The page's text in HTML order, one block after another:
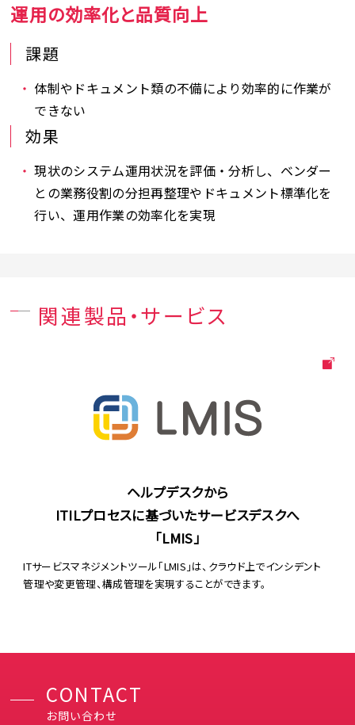
運用の効率化と品質向上
課題
体制やドキュメント類の不備により効率的に作業が
できない
効果
現状のシステム運用状況を評価・分析し、ベンダー
との業務役割の分担再整理やドキュメント標準化を
行い、運用作業の効率化を実現
関連製品・サービス
ヘルプデスクから
ITILプロセスに基づいたサービスデスクへ
「LMIS」
ITサービスマネジメントツール「LMIS」は、クラウド上でインシデント
管理や変更管理、構成管理を実現することができます。
CONTACT
お問い合わせ